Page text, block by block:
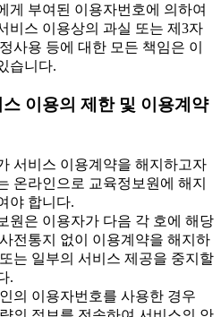
게 부여된 이용자번호에 의하여
비스 이용상의 과실 또는 제3자
사용 등에 대한 모든 책임은 이
습니다.
이용의 제한 및 이용계약
서비스 이용계약을 해지하고자
온라인으로 교육정보원에 해지
야 합니다.
원은 이용자가 다음 각 호에 해당
전통지 없이 이용계약을 해지하
는 일부의 서비스 제공을 중지할
.
의 이용자번호를 사용한 경우